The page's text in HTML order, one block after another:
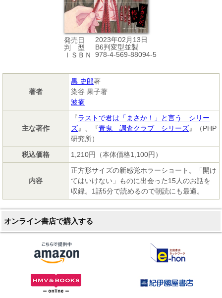
発売日
2023年02月13日
判 型
B6判変型並製
ＩＳＢＮ
978-4-569-88094-5
著者
黒 史郎著
染谷 果子著
波摘
主な著作
『ラストで君は「まさか！」と言う シリー
ズ』、『青鬼 調査クラブ シリーズ』（PHP
研究所）
税込価格
1,210円（本体価格1,100円）
内容
正方形サイズの新感覚ホラーショート。「開け
てはいけない」ものに出会った15人のお話を
収録。1話5分で読めるので朝読にも最適。
オンライン書店で購入する